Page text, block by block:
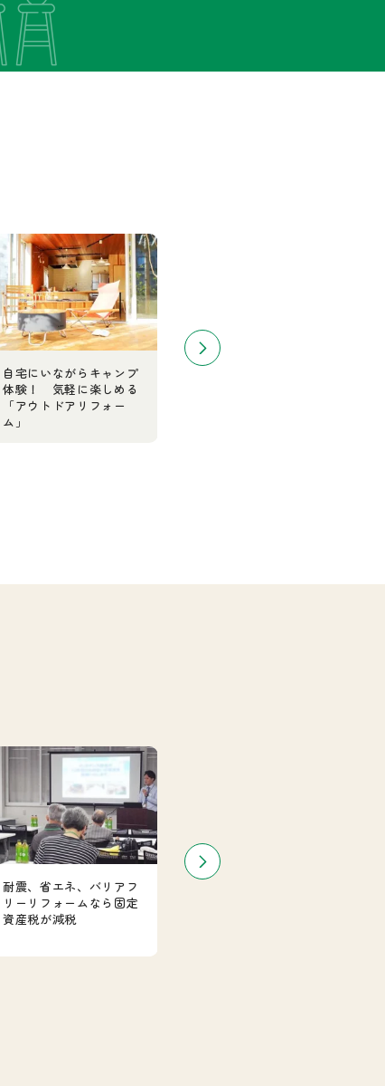
自宅にいながらキャンプ
体験！ 気軽に楽しめる
「アウトドアリフォー
ム」
耐震、省エネ、バリアフ
リーリフォームなら固定
資産税が減税